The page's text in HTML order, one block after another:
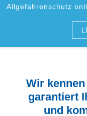
Allgefahrenschutz
Wir
garantiert
und